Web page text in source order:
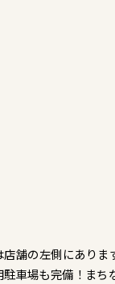
舗の左側にありま
車場も完備！まち